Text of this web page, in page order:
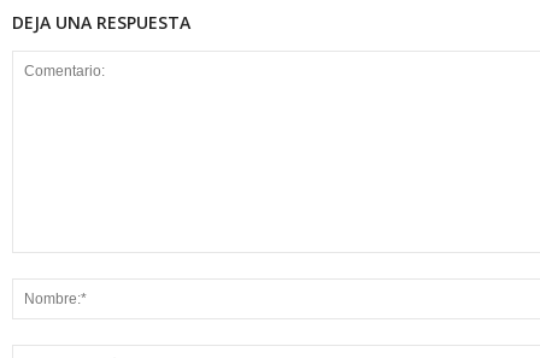
DEJA UNA RESPUESTA